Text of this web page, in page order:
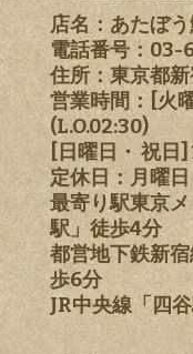
店名：あたぼ
電話番号：
住所：東京都
営業時間：[火
(L.O.02:30)
[日曜日・ 祝日
定休日：月曜日
最寄り駅東京
駅」徒歩4分
都営地下鉄新
歩6分
JR中央線「四